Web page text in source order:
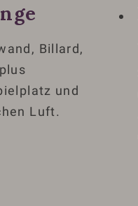
Billard,
und
Luft.